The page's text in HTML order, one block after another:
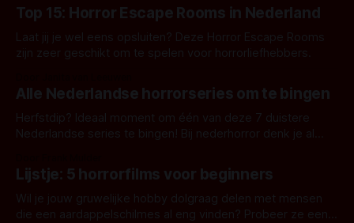
Top 15: Horror Escape Rooms in Nederland
Laat jij je wel eens opsluiten? Deze Horror Escape Rooms
zijn zeer geschikt om te spelen voor horrorliefhebbers.
Alle Nederlandse horrorseries om te bingen
Herfstdip? Ideaal moment om één van deze 7 duistere
Nederlandse series te bingen! Bij nederhorror denk je al
Amsterdamned of The Johnsons. Maar Nederlandse horror
is niet beperkt tot films. Hier een aantal Nederlandse tv-
series uit het duistere of horrorgenre. Als
Lijstje: 5 horrorfilms voor beginners
Wil je jouw gruwelijke hobby dolgraag delen met mensen
die een aardappelschilmes al eng vinden? Probeer ze eens